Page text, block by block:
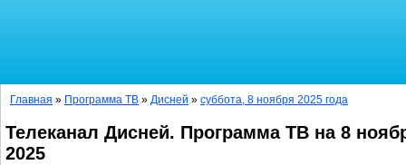
Главная » Программа ТВ » Дисней » суббота, 8 ноября 2025 года
Телеканал Дисней. Программа ТВ на 8
2025